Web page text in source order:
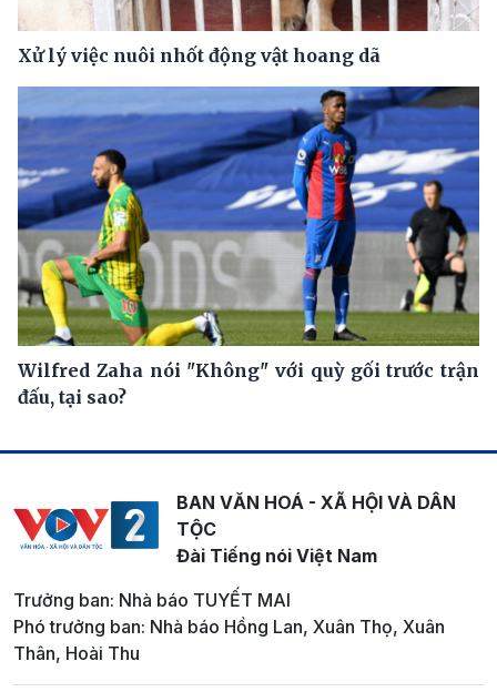
Xử lý việc nuôi nhốt động vật hoang dã
Wilfred Zaha nói "Không" với quỳ gối trước trận
đấu, tại sao?
BAN VĂN HOÁ - XÃ HỘI VÀ DÂN
TỘC
Đài Tiếng nói Việt Nam
Trưởng ban: Nhà báo TUYẾT MAI
Phó trưởng ban: Nhà báo Hồng Lan, Xuân Thọ, Xuân
Thân, Hoài Thu